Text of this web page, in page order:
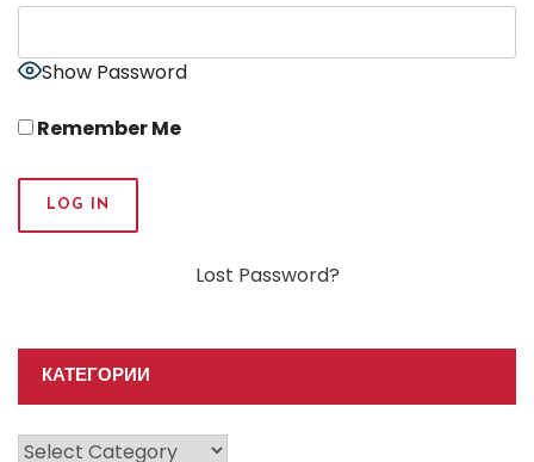
Show Password
Remember Me
Lost Password?
КАТЕГОРИИ
Категории